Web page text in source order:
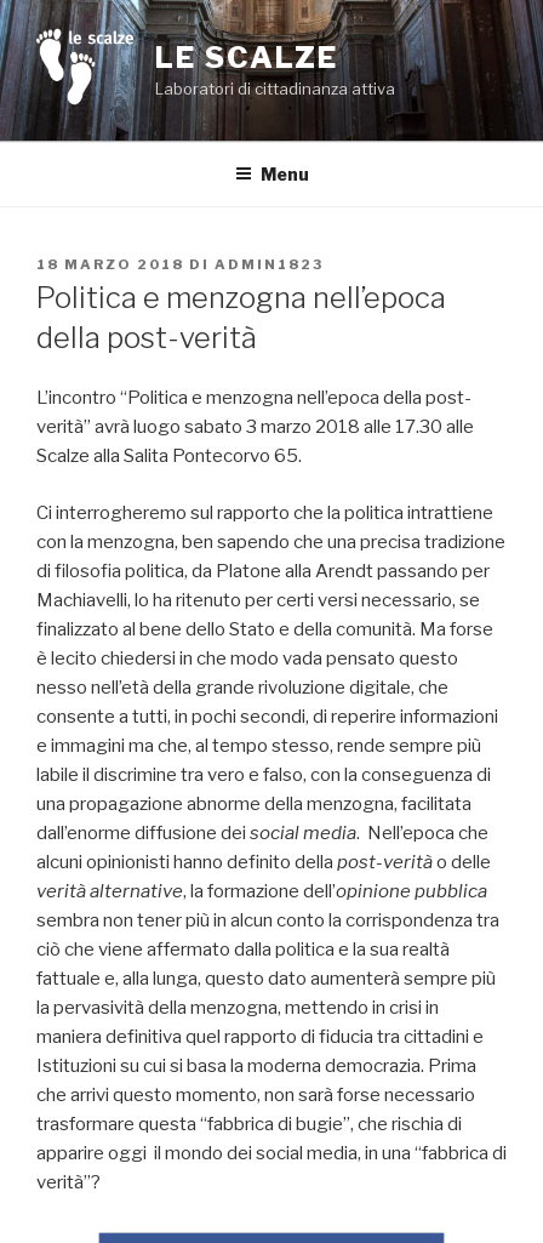
Salta
al
contenuto
LE SCALZE
Laboratori di cittadinanza attiva
Menu
PUBBLICATO
IL
18 MARZO 2018 DI ADMIN1823
Politica e menzogna nell’epoca
della post-verità
L’incontro “Politica e menzogna nell’epoca della post-
verità” avrà luogo sabato 3 marzo 2018 alle 17.30 alle
Scalze alla Salita Pontecorvo 65.
Ci interrogheremo sul rapporto che la politica intrattiene
con la menzogna, ben sapendo che una precisa tradizione
di filosofia politica, da Platone alla Arendt passando per
Machiavelli, lo ha ritenuto per certi versi necessario, se
finalizzato al bene dello Stato e della comunità. Ma forse
è lecito chiedersi in che modo vada pensato questo
nesso nell’età della grande rivoluzione digitale, che
consente a tutti, in pochi secondi, di reperire informazioni
e immagini ma che, al tempo stesso, rende sempre più
labile il discrimine tra vero e falso, con la conseguenza di
una propagazione abnorme della menzogna, facilitata
dall’enorme diffusione dei social media. Nell’epoca che
alcuni opinionisti hanno definito della post-veritào delle
verità alternative, la formazione dell’opinione pubblica
sembra non tener più in alcun conto la corrispondenza tra
ciò che viene affermato dalla politica e la sua realtà
fattuale e, alla lunga, questo dato aumenterà sempre più
la pervasività della menzogna, mettendo in crisi in
maniera definitiva quel rapporto di fiducia tra cittadini e
Istituzioni su cui si basa la moderna democrazia. Prima
che arrivi questo momento, non sarà forse necessario
trasformare questa “fabbrica di bugie”, che rischia di
apparire oggi il mondo dei social media, in una “fabbrica di
verità”?